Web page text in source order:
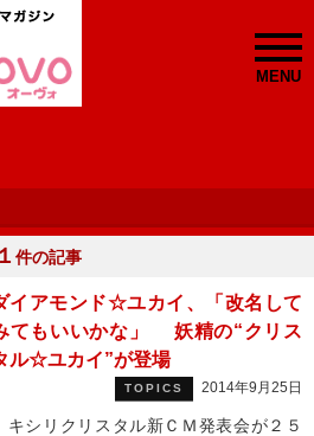
MENU
１ 件の記事
イアモンド☆ユカイ、「改名して
てもいいかな」 妖精の“クリス
ル☆ユカイ”が登場
TOPICS 2014年9月25日
キシリクリスタル新ＣＭ発表会が２５